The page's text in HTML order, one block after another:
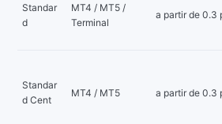
Standar
d
MT4 / MT5 /
Terminal
a partir de 0.3
Standar
d Cent
MT4 / MT5 a partir de 0.3